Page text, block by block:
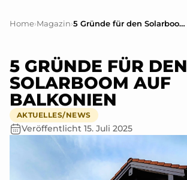
Home›Magazin› 5 Gründe für den Solarboom auf Balkonien
5 GRÜNDE FÜR DEN
SOLARBOOM AUF
BALKONIEN
AKTUELLES/NEWS
Veröffentlicht 15. Juli 2025